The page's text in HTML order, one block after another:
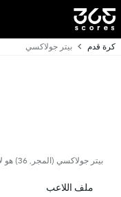
كرة قدم بيتر جولاكسي
بيتر جولاكسي (المجر, 36) هو لاعب كرة قدم, يلعب حاليًا لصالح لايبزيج في ألمانيا.
ملف اللاعب